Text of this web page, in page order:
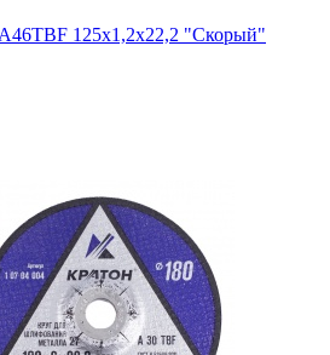
125х1,2х22,2 "Скорый"